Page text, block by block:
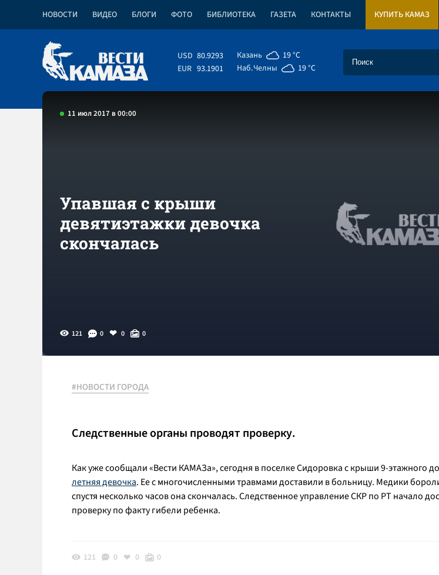
НОВОСТИ ВИДЕО БЛОГИ ФОТО БИБЛИОТЕКА ГАЗЕТА КОНТАКТЫ КУПИТЬ КАМАЗ
USD 80.9293
EUR 93.1901
Казань
19 °C
Наб.Челны
19 °C
11 июл 2017 в 00:00
Упавшая с крыши
девятиэтажки девочка
скончалась
121 0 0 0
#НОВОСТИ ГОРОДА
Следственные органы проводят проверку.
Как уже сообщали «Вести КАМАЗа», сегодня в поселке Сидоровка с крыши 9-этажного
летняя девочка. Ее с многочисленными травмами доставили в больницу. Медики
спустя несколько часов она скончалась. Следственное управление СКР по РТ начало
проверку по факту гибели ребенка.
121 0 0 0